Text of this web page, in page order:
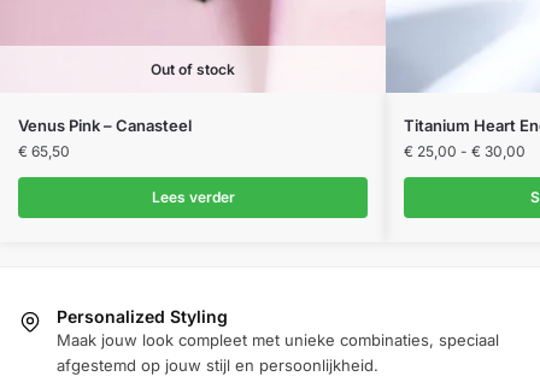
Out of stock
Venus Pink – Canasteel
€ 65,50
Lees verder
Titanium Heart
€ 25,00 - € 30,00
€
€
Dit
product
heeft
meerdere
gekozen
Personalized Styling
Maak jouw look compleet met unieke combinaties, speciaal
afgestemd op jouw stijl en persoonlijkheid.